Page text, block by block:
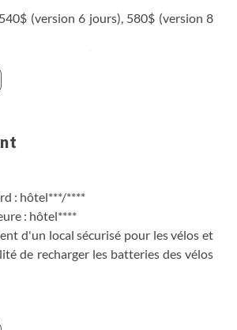
(version 6 jours), 580$ (version 8
6 ou 8 jours)
collectif Budapest/Vienne :
Budapest/Vienne avec votre
personne
avril, mai et septembre. Tous les jours
Départ prévu de votre hôtel vers
3h30). Sous réserve de disponibilité au
: hôtel***/****
: hôtel****
d'un local sécurisé pour les vélos et
de recharger les batteries des vélos